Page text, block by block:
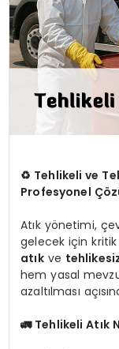
♻️ Tehlikeli ve
Profesyonel
Atık yönetimi,
gelecek için
atıkve
hem yasal
azaltılması
🚛Tehlikeli Atık